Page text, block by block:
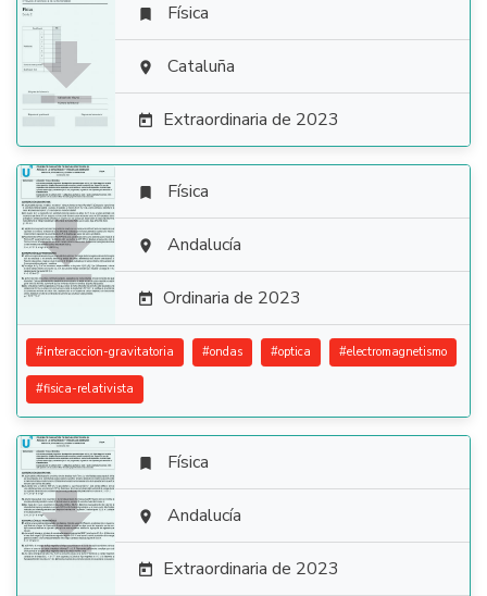

 Física
 Cataluña
 Extraordinaria de 2023

 Física
 Andalucía
 Ordinaria de 2023
#interaccion-gravitatoria #ondas #optica #electromagnetismo
#fisica-relativista

 Física
 Andalucía
 Extraordinaria de 2023